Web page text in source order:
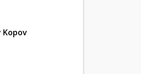
Kopov